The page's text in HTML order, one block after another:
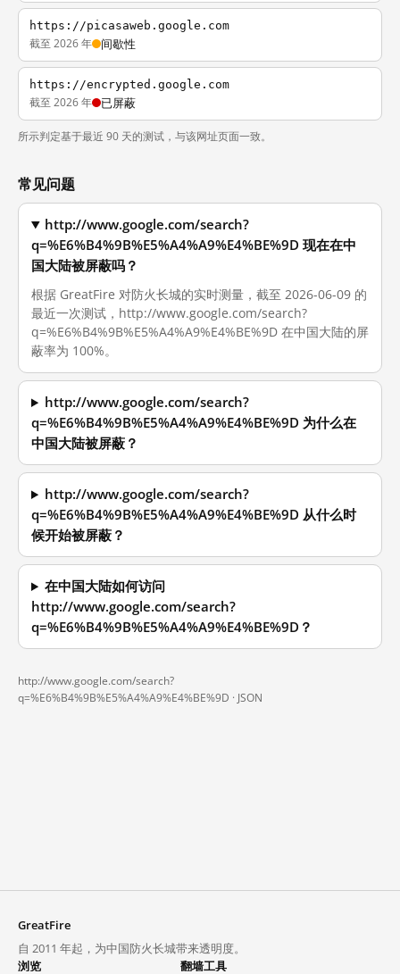
https://picasaweb.google.com
截至 2026 年 间歇性
https://encrypted.google.com
截至 2026 年 已屏蔽
所示判定基于最近 90 天的测试，与该网址页面一致。
常见问题
http://www.google.com/search?
q=%E6%B4%9B%E5%A4%A9%E4%BE%9D 现在在中
国大陆被屏蔽吗？
根据 GreatFire 对防火长城的实时测量，截至 2026-06-09 的
最近一次测试，http://www.google.com/search?
q=%E6%B4%9B%E5%A4%A9%E4%BE%9D 在中国大陆的屏
蔽率为 100%。
http://www.google.com/search?
q=%E6%B4%9B%E5%A4%A9%E4%BE%9D 为什么在
中国大陆被屏蔽？
http://www.google.com/search?
q=%E6%B4%9B%E5%A4%A9%E4%BE%9D 从什么时
候开始被屏蔽？
在中国大陆如何访问
http://www.google.com/search?
q=%E6%B4%9B%E5%A4%A9%E4%BE%9D？
http://www.google.com/search?
q=%E6%B4%9B%E5%A4%A9%E4%BE%9D · JSON
GreatFire
自 2011 年起，为中国防火长城带来透明度。
浏览
翻墙工具